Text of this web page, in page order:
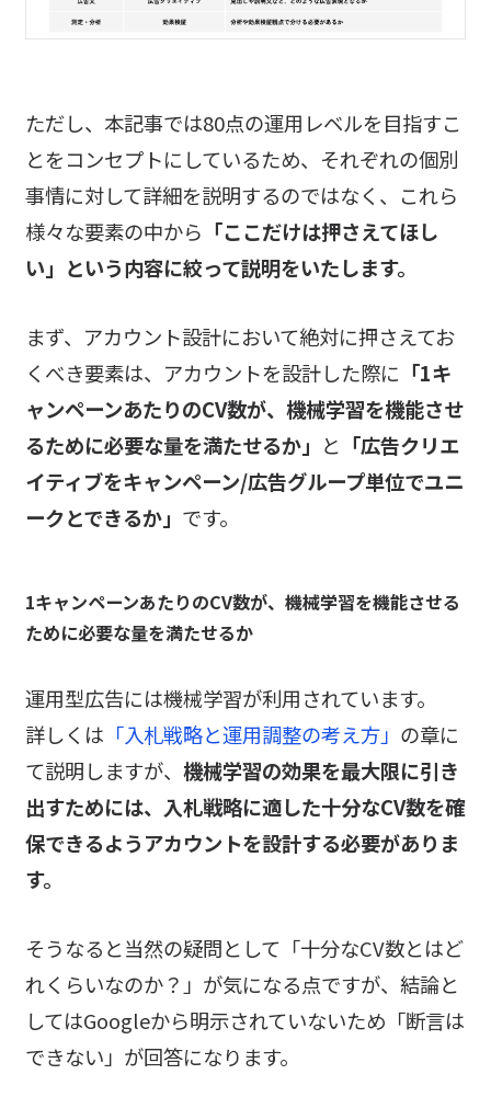
ただし、本記事では80点の運用レベルを目指すこ
とをコンセプトにしているため、それぞれの個別
事情に対して詳細を説明するのではなく、これら
様々な要素の中から 「ここだけは押さえてほし
い」という内容に絞って説明をいたします。
まず、アカウント設計において絶対に押さえてお
くべき要素は、アカウントを設計した際に 「1キ
ャンペーンあたりのCV数が、機械学習を機能させ
るために必要な量を満たせるか」 と 「広告クリエ
イティブをキャンペーン/広告グループ単位でユニ
ークとできるか」 です。
1キャンペーンあたりのCV数が、機械学習を機能させる
ために必要な量を満たせるか
運用型広告には機械学習が利用されています。
詳しくは 「入札戦略と運用調整の考え方」 の章に
て説明しますが、 機械学習の効果を最大限に引き
出すためには、入札戦略に適した十分なCV数を確
保できるようアカウントを設計する必要がありま
す。
そうなると当然の疑問として「十分なCV数とはど
れくらいなのか？」が気になる点ですが、結論と
してはGoogleから明示されていないため「断言は
できない」が回答になります。